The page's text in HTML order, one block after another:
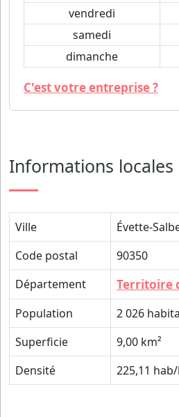
vendredi
samedi
dimanche
C'est votre entreprise ?
Informations locales
Ville
Évette-
Code postal
90350
Département
Territoire
Population
2 026
Superficie
9,00 km²
Densité
225,11